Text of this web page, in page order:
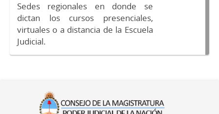
Sedes regionales en donde se
dictan los cursos presenciales,
virtuales o a distancia de la Escuela
Judicial.